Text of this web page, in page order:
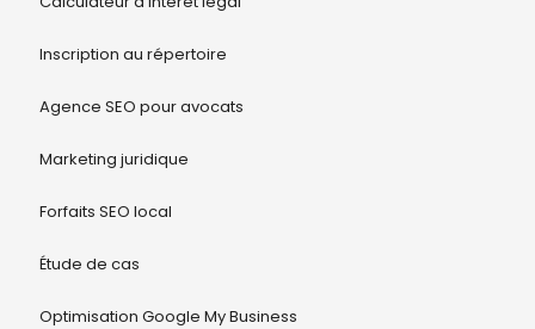
Inscription au répertoire
Agence SEO pour avocats
Marketing juridique
Forfaits SEO local
Étude de cas
Optimisation Google My Business